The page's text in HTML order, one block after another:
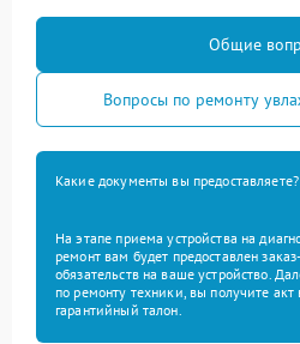
Общие
Вопросы по ремонту
Какие документы вы предоставляете?
На этапе приема устройства на
ремонт вам будет предоставлен
обязательств на ваше устройство.
по ремонту техники, вы получите
гарантийный талон.